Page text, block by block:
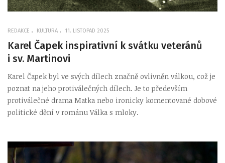
REDAKCE KULTURA 11. LISTOPAD 2025
Karel Čapek inspirativní k svátku veteránů
i sv. Martinovi
Karel Čapek byl ve svých dílech značně ovlivněn válkou, což je
poznat na jeho protiválečných dílech. Je to především
protiválečné drama Matka nebo ironicky komentované dobové
politické dění v románu Válka s mloky.